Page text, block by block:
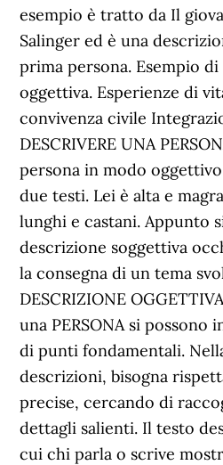
esempio è tratto da Il
Salinger ed è una
prima persona. Esempio
oggettiva. Esperienze di
convivenza civile
DESCRIVERE UNA
persona in modo
due testi. Lei è alta e
lunghi e castani. Appunto
descrizione soggettiva
la consegna di un tema
DESCRIZIONE
una PERSONA si possono
di punti fondamentali.
descrizioni, bisogna
precise, cercando di
dettagli salienti. Il testo
cui chi parla o scrive